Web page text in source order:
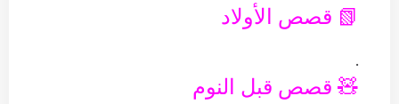
📗 قصص الأولاد
🧸 قصص قبل النوم